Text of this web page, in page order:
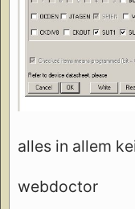
alles in allem
webdoctor